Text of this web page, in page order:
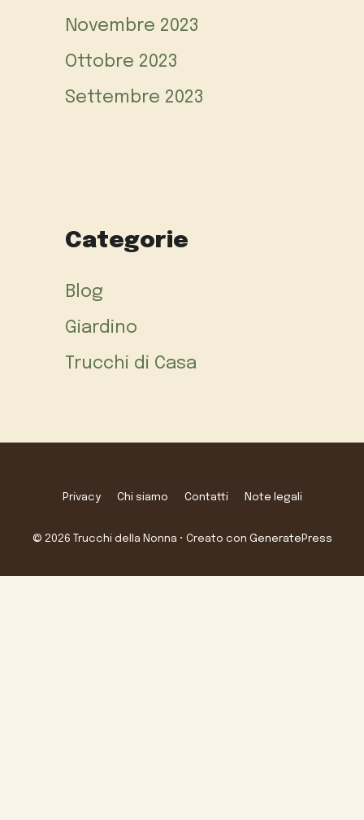
Novembre 2023
Ottobre 2023
Settembre 2023
Categorie
Blog
Giardino
Trucchi di Casa
Privacy Chi siamo Contatti Note legali
© 2026 Trucchi della Nonna • Creato con GeneratePress